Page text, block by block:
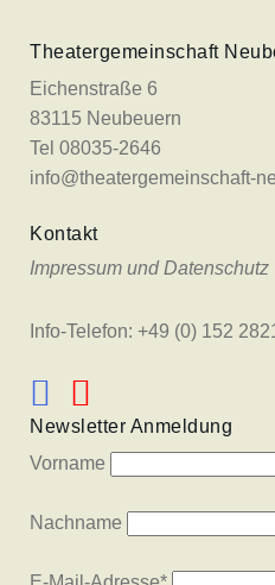
Theatergemeinschaft
Eichenstraße 6
83115 Neubeuern
Tel 08035-2646
info@theatergemeinschaft-
Kontakt
Impressum und Datenschutz
Info-Telefon: +49 (0) 152
Newsletter Anmeldung
Vorname
Nachname